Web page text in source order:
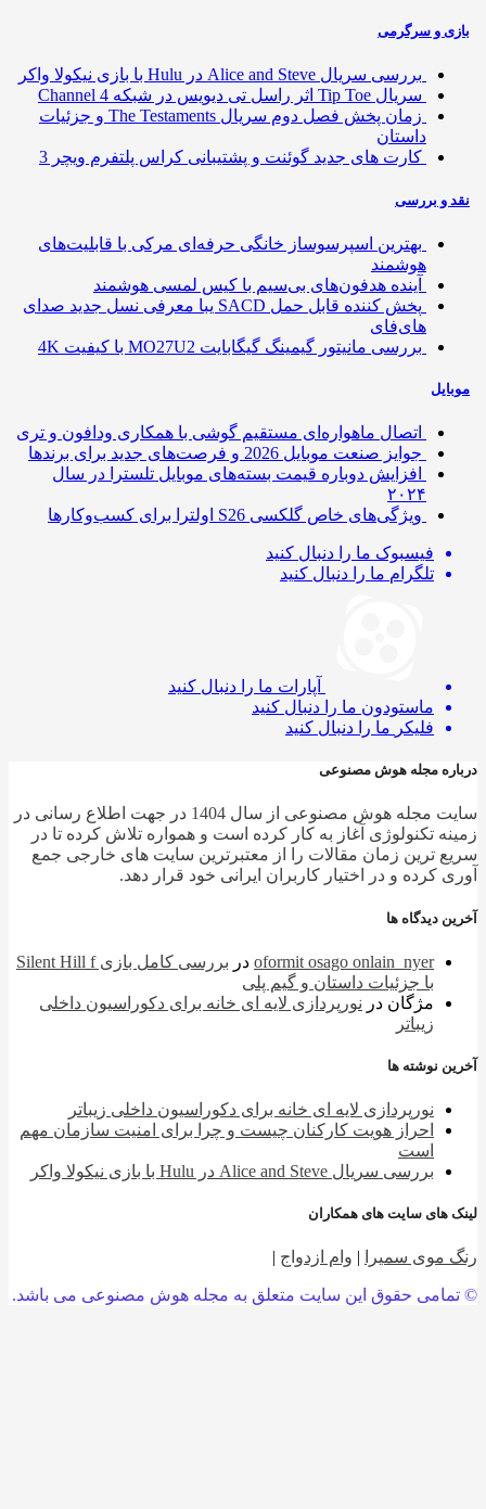
و سرگرمی
بررسی سریال Alice and Steve در Hulu با بازی نیکولا واکر
سریال Tip Toe اثر راسل تی دیویس در شبکه Channel 4
زمان پخش فصل دوم سریال The Testaments و جزئیات
داستان
کارت های جدید گوئنت و پشتیبانی کراس پلتفرم ویچر 3
و بررسی
بهترین اسپرسوساز خانگی حرفه‌ای مرکی با قابلیت‌های
هوشمند
آینده هدفون‌های بی‌سیم با کیس لمسی هوشمند
پخش کننده قابل حمل SACD یبا معرفی نسل جدید صدای
های‌فای
بررسی مانیتور گیمینگ گیگابایت MO27U2 با کیفیت 4K
اتصال ماهواره‌ای مستقیم گوشی‌ با همکاری ودافون و تری
جوایز صنعت موبایل 2026 و فرصت‌های جدید برای برندها
افزایش دوباره قیمت بسته‌های موبایل تلسترا در سال
۲۰۲۴
ویژگی‌های خاص گلکسی S26 اولترا برای کسب‌وکارها
فیسبوک ما را دنبال کنید
تلگرام ما را دنبال کنید
آپارات ما را دنبال کنید
ماستودون ما را دنبال کنید
فلیکر ما را دنبال کنید
مجله هوش مصنوعی
سایت مجله هوش مصنوعی از سال 1404 در جهت اطلاع رسانی در
تکنولوژی آغاز به کار کرده است و همواره تلاش کرده تا در
ترین زمان مقالات را از معتبرترین سایت های خارجی جمع
کرده و در اختیار کاربران ایرانی خود قرار دهد.
دیدگاه ها
oformit osago onlain_nyerدر
بررسی کامل بازی Silent Hill f
با جزئیات داستان و گیم پلی
مژگاندرنورپردازی لایه ای خانه برای دکوراسیون داخلی
زیباتر
نوشته ها
نورپردازی لایه ای خانه برای دکوراسیون داخلی زیباتر
احراز هویت کارکنان چیست و چرا برای امنیت سازمان مهم
بررسی سریال Alice and Steve در Hulu با بازی نیکولا واکر
های سایت های همکاران
موی سمیرا|وام ازدواج |
حقوق این سایت متعلق به مجله هوش مصنوعی می باشد.